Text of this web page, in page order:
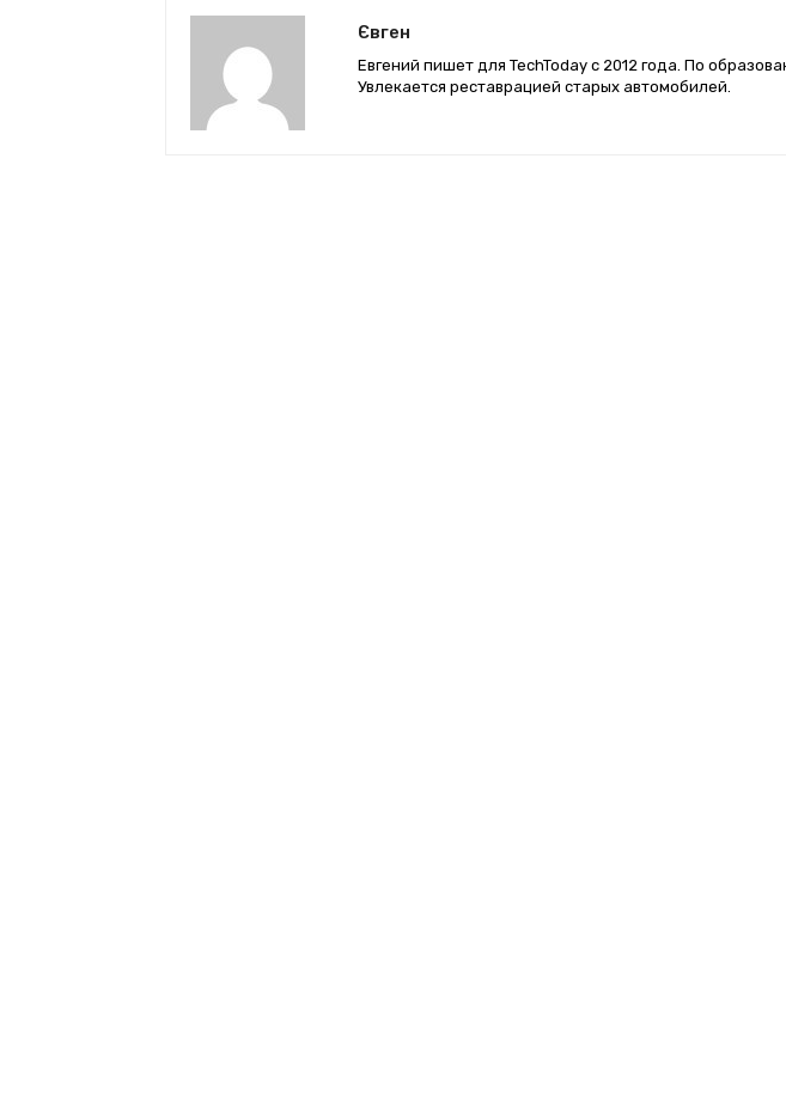
Євген
Евгений пишет для TechToday с 2012 года. По
Увлекается реставрацией старых автомобилей.